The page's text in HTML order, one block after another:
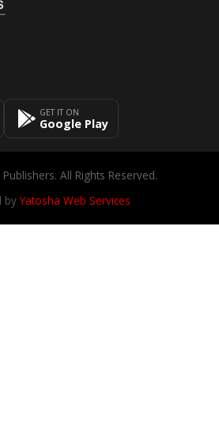
GET IT ON
Google Play
All Rights Reserved.
byYatosha Web Services